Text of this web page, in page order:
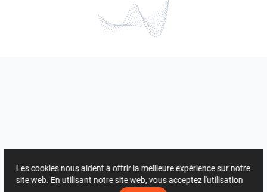
Les cookies nous aident à offrir la meilleure expérience sur notre
site web. En utilisant notre site web, vous acceptez l'utilisation